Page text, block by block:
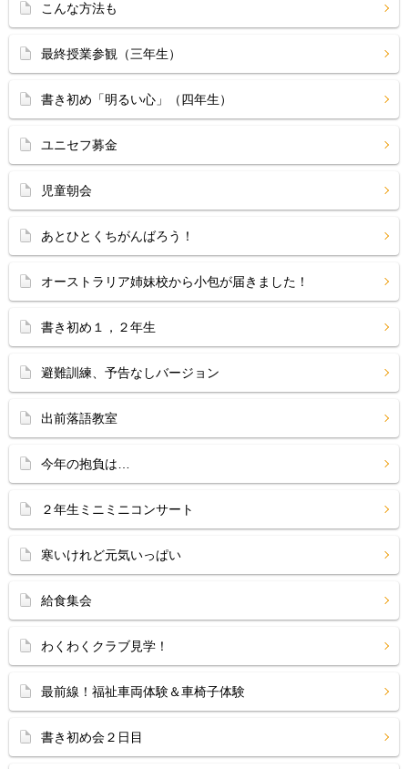
こんな方法も
最終授業参観（三年生）
書き初め「明るい心」（四年生）
ユニセフ募金
児童朝会
あとひとくちがんばろう！
オーストラリア姉妹校から小包が届きました！
書き初め１，２年生
避難訓練、予告なしバージョン
出前落語教室
今年の抱負は…
２年生ミニミニコンサート
寒いけれど元気いっぱい
給食集会
わくわくクラブ見学！
最前線！福祉車両体験＆車椅子体験
書き初め会２日目